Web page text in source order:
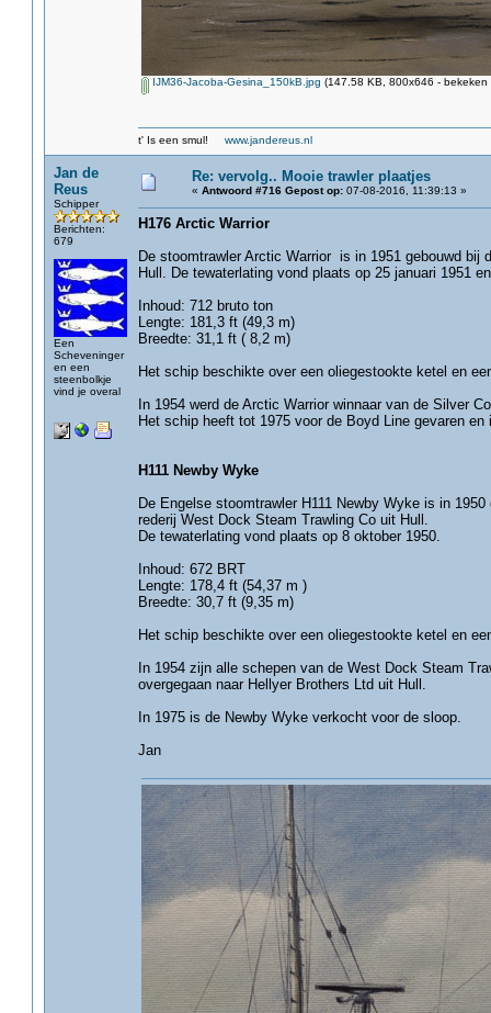
IJM36-Jacoba-Gesina_150kB.jpg (147.58 KB, 800x646 - bekeken
t' Is een smul! www.jandereus.nl
Jan de
Reus
Schipper
Berichten:
679
Een
Scheveninger
en een
steenbolkje
vind je overal
Re: vervolg.. Mooie trawler plaatjes
« Antwoord #716 Gepost op:07-08-2016, 11:39:13 »
H176 Arctic Warrior
De stoomtrawler Arctic Warrior is in 1951 gebouwd
Hull. De tewaterlating vond plaats op 25 januari 1951
Inhoud: 712 bruto ton
Lengte: 181,3 ft (49,3 m)
Breedte: 31,1 ft ( 8,2 m)
Het schip beschikte over een oliegestookte ketel en
In 1954 werd de Arctic Warrior winnaar van de Silver
Het schip heeft tot 1975 voor de Boyd Line gevaren en
H111 Newby Wyke
De Engelse stoomtrawler H111 Newby Wyke is in
rederij West Dock Steam Trawling Co uit Hull.
De tewaterlating vond plaats op 8 oktober 1950.
Inhoud: 672 BRT
Lengte: 178,4 ft (54,37 m )
Breedte: 30,7 ft (9,35 m)
Het schip beschikte over een oliegestookte ketel en
In 1954 zijn alle schepen van de West Dock Steam
overgegaan naar Hellyer Brothers Ltd uit Hull.
In 1975 is de Newby Wyke verkocht voor de sloop.
Jan